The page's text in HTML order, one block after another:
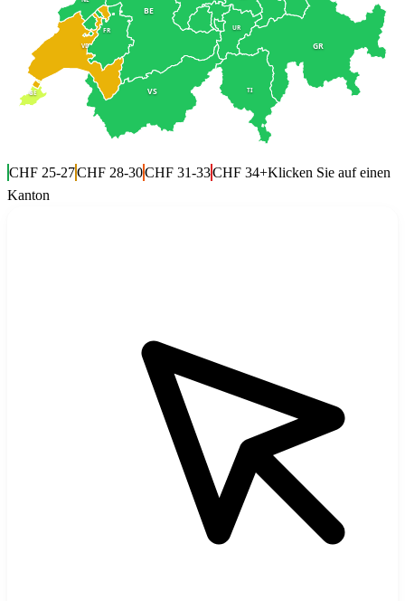
BE
UR
FR
GR
TI
VD
VS
GE
CHF 25-27CHF 28-30CHF 31-33CHF 34+Klicken Sie auf einen
Kanton